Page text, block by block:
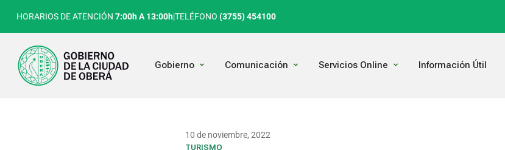
HORARIOS DE ATENCIÓN 7:00h A 13:00h|TELÉFONO (3755) 454100
Gobierno Open Gobierno
Comunicación Open Comunicación
Servicios Online Open Servicios Online
Información Útil
10 de noviembre, 2022
TURISMO